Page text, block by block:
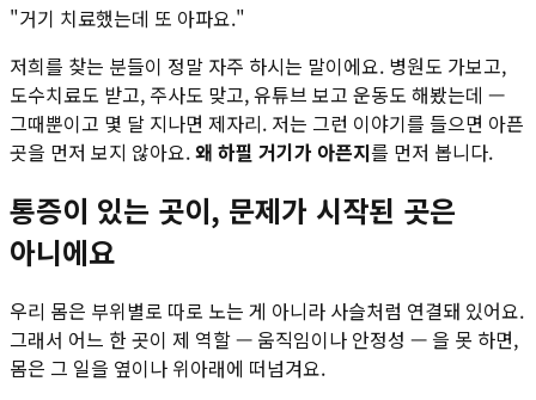
"거기 치료했는데 또 아파요."
저희를 찾는 분들이 정말 자주 하시는 말이에요. 병원도 가보고,
도수치료도 받고, 주사도 맞고, 유튜브 보고 운동도 해봤는데 —
그때뿐이고 몇 달 지나면 제자리. 저는 그런 이야기를 들으면 아픈
곳을 먼저 보지 않아요.왜 하필 거기가 아픈지를 먼저 봅니다.
통증이 있는 곳이, 문제가 시작된 곳은
아니에요
우리 몸은 부위별로 따로 노는 게 아니라 사슬처럼 연결돼 있어요.
그래서 어느 한 곳이 제 역할 — 움직임이나 안정성 — 을 못 하면,
몸은 그 일을 옆이나 위아래에 떠넘겨요.